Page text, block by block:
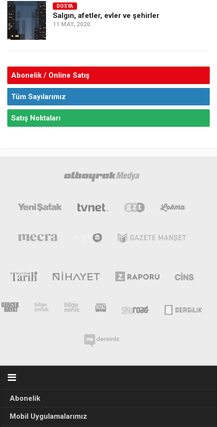
DOSYA
Salgın, afetler, evler ve şehirler
11 MAY, 2020
Abonelik / Online Satış
Tüm Sayılarımız
Satış Noktaları
Abonelik
Mobil Uygulamalarımız